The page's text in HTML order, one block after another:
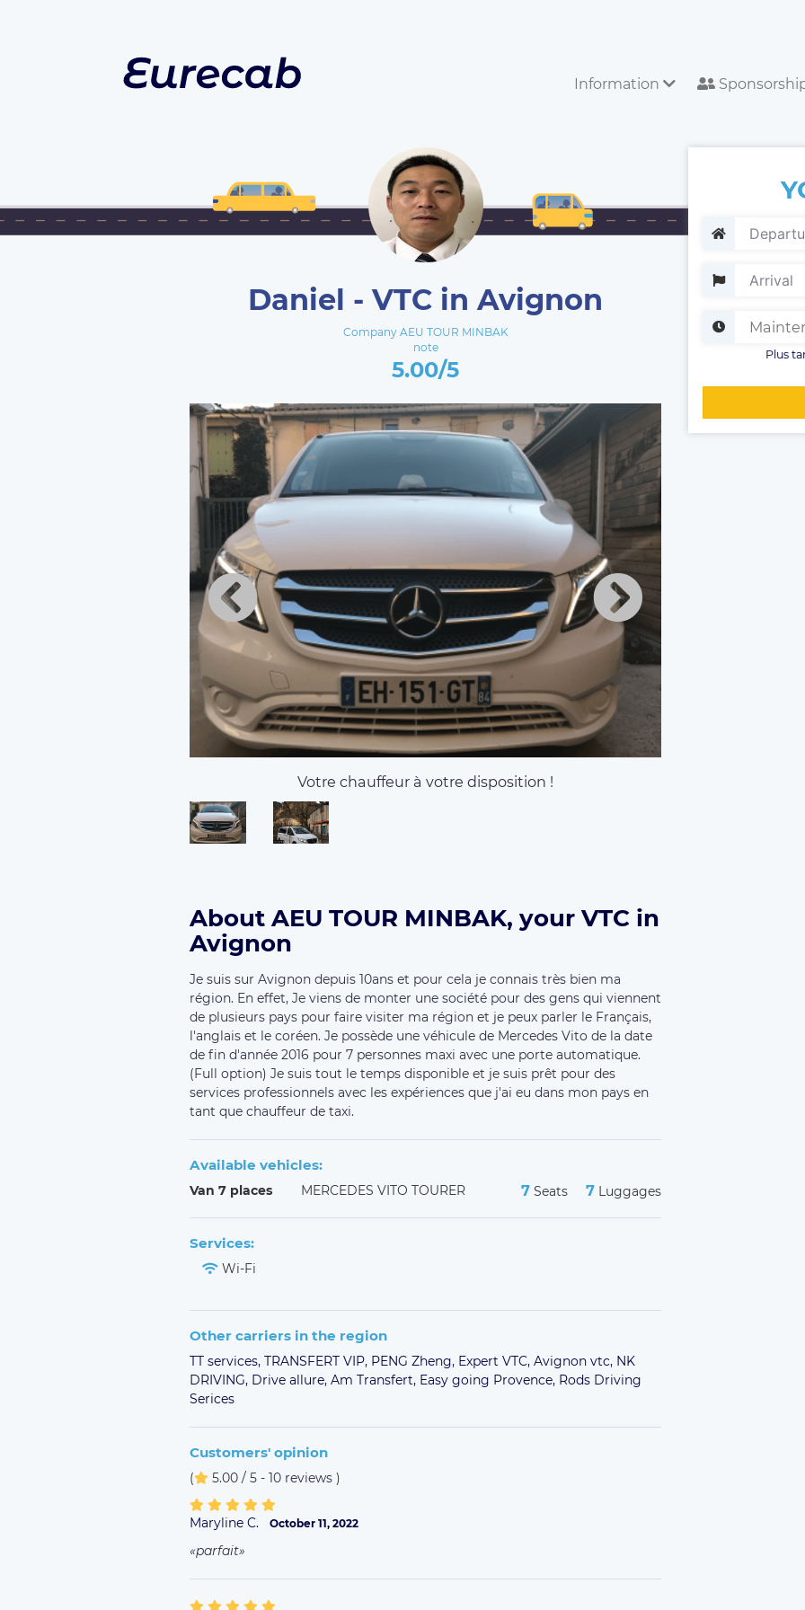
Information
Daniel - VTC in Avignon
Company AEU TOUR MINBAK
note
5.00/5
Plus
Votre chauffeur à votre disposition !
About AEU TOUR MINBAK, your VTC in
Avignon
Je suis sur Avignon depuis 10ans et pour cela je connais très bien ma
région. En effet, Je viens de monter une société pour des gens qui viennent
de plusieurs pays pour faire visiter ma région et je peux parler le Français,
l'anglais et le coréen. Je possède une véhicule de Mercedes Vito de la date
de fin d'année 2016 pour 7 personnes maxi avec une porte automatique.
(Full option) Je suis tout le temps disponible et je suis prêt pour des
services professionnels avec les expériences que j'ai eu dans mon pays en
tant que chauffeur de taxi.
Available vehicles:
Van 7 places MERCEDES VITO TOURER 7 Seats 7 Luggages
Services:
Wi-Fi
Other carriers in the region
TT services, TRANSFERT VIP, PENG Zheng, Expert VTC, Avignon vtc, NK
DRIVING, Drive allure, Am Transfert, Easy going Provence, Rods Driving
Serices
Customers' opinion
( 5.00 / 5 - 10 reviews )
Maryline C. October 11, 2022
parfait